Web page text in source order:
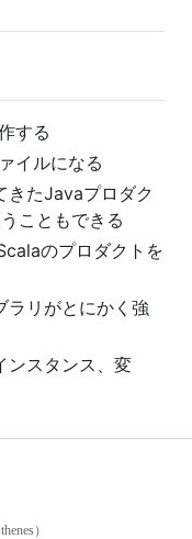
する
イルになる
きたJavaプロダク
こともできる
のプロダクトを
ラリがとにかく強
ンスタンス、変
）